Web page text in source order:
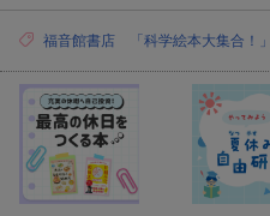
福音館書店 「科学絵本大集合！」